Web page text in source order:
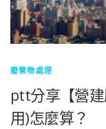
廢棄物處理
ptt分享【營
用)怎麼算？